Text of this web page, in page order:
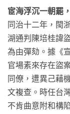
宦海浮沉一朝罷
同治十二年，閩
湖通判陳培桂諱
為由彈劾。據《
官場素來存在盜
同僚，遭異己藉
文複查。時任台
不肯曲意附和構